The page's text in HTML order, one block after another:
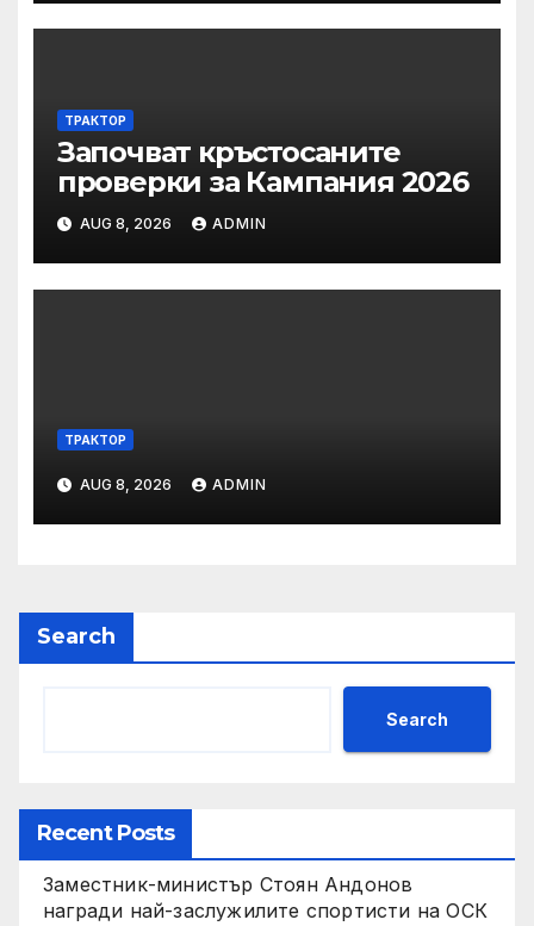
ТРАКТОР
Започват кръстосаните
проверки за Кампания 2026
AUG 8, 2026 ADMIN
ТРАКТОР
AUG 8, 2026 ADMIN
Search
Search
Recent Posts
Заместник-министър Стоян Андонов
награди най-заслужилите спортисти на ОСК